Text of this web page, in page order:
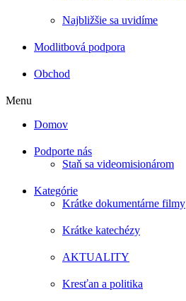
Najbližšie sa uvidíme
Modlitbová podpora
Obchod
Menu
Domov
Podporte nás
Staň sa videomisionárom
Kategórie
Krátke dokumentárne filmy
Krátke katechézy
AKTUALITY
Kresťan a politika